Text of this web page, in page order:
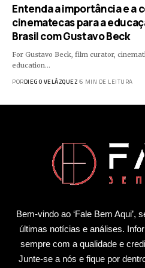
Entenda a importância e a
cinematecas para a
Brasil com Gustavo Beck
For Gustavo Beck, film curator,
education…
PORDIEGO VELÁZQUEZ 6 MIN DE LEITURA
Bem-vindo ao ‘Fale Bem Aqui’,
últimas notícias e análises.
sempre com a qualidade e
Junte-se a nós e fique por